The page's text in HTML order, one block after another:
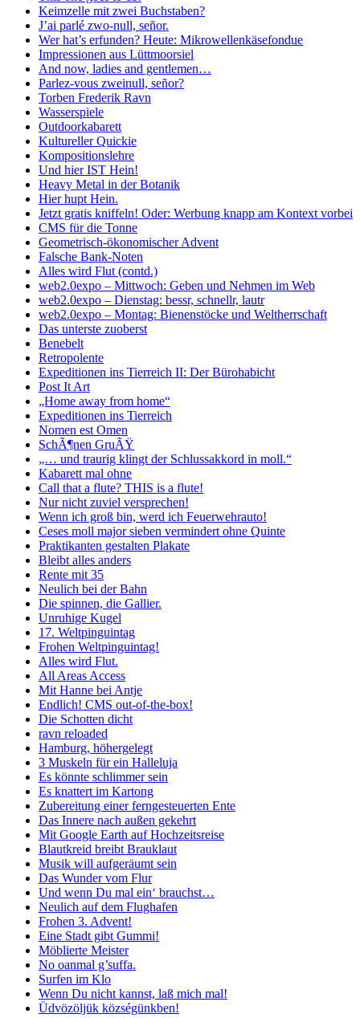
Keimzelle mit zwei Buchstaben?
J’ai parlé zwo-null, señor.
Wer hat’s erfunden? Heute: Mikrowellenkäsefondue
Impressionen aus Lüttmoorsiel
And now, ladies and gentlemen…
Parlez-vous zweinull, señor?
Torben Frederik Ravn
Wasserspiele
Outdoorkabarett
Kultureller Quickie
Kompositionslehre
Und hier IST Hein!
Heavy Metal in der Botanik
Hier hupt Hein.
Jetzt gratis kniffeln! Oder: Werbung knapp am Kontext vorbei
CMS für die Tonne
Geometrisch-ökonomischer Advent
Falsche Bank-Noten
Alles wird Flut (contd.)
web2.0expo – Mittwoch: Geben und Nehmen im Web
web2.0expo – Dienstag: bessr, schnellr, lautr
web2.0expo – Montag: Bienenstöcke und Weltherrschaft
Das unterste zuoberst
Benebelt
Retropolente
Expeditionen ins Tierreich II: Der Bürohabicht
Post It Art
„Home away from home“
Expeditionen ins Tierreich
Nomen est Omen
SchÃ¶nen GruÃŸ
„… und traurig klingt der Schlussakkord in moll.“
Kabarett mal ohne
Call that a flute? THIS is a flute!
Nur nicht zuviel versprechen!
Wenn ich groß bin, werd ich Feuerwehrauto!
Ceses moll major sieben vermindert ohne Quinte
Praktikanten gestalten Plakate
Bleibt alles anders
Rente mit 35
Neulich bei der Bahn
Die spinnen, die Gallier.
Unruhige Kugel
17. Weltpinguintag
Frohen Weltpinguintag!
Alles wird Flut.
All Areas Access
Mit Hanne bei Antje
Endlich! CMS out-of-the-box!
Die Schotten dicht
ravn reloaded
Hamburg, höhergelegt
3 Muskeln für ein Halleluja
Es könnte schlimmer sein
Es knattert im Kartong
Zubereitung einer ferngesteuerten Ente
Das Innere nach außen gekehrt
Mit Google Earth auf Hochzeitsreise
Blautkreid breibt Brauklaut
Musik will aufgeräumt sein
Das Wunder vom Flur
Und wenn Du mal ein‘ brauchst…
Neulich auf dem Flughafen
Frohen 3. Advent!
Eine Stadt gibt Gummi!
Möblierte Meister
No oanmal g’suffa.
Surfen im Klo
Wenn Du nicht kannst, laß mich mal!
Üdvözöljük községünkben!